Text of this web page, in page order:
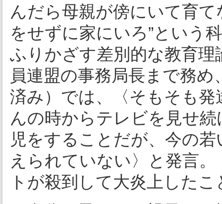
んだら母親が傍にいて育て
をせずに家にいろ”という
ふりかざす差別的な教育
員連盟の事務局長まで務め
済み）では、〈そもそも
んの時からテレビを見せ
児をすることだが、今の
えられていない〉と発言
トが殺到して大炎上した